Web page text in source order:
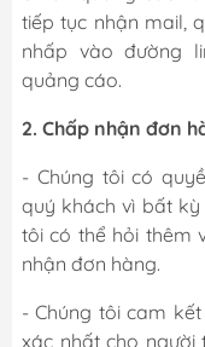
tiếp tục nhận mail,
nhấp vào đường
quảng cáo.
2. Chấp nhận đơn
- Chúng tôi có
quý khách vì bất
tôi có thể hỏi thêm
nhận đơn hàng.
- Chúng tôi cam
xác nhất cho người